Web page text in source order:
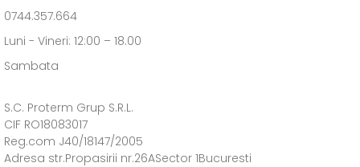
0744.357.664
Luni - Vineri: 12:00 – 18.00
Sambata
S.C. Proterm Grup S.R.L.
CIF RO18083017
Reg.com J40/18147/2005
Adresa str.Propasirii nr.26ASector 1Bucuresti